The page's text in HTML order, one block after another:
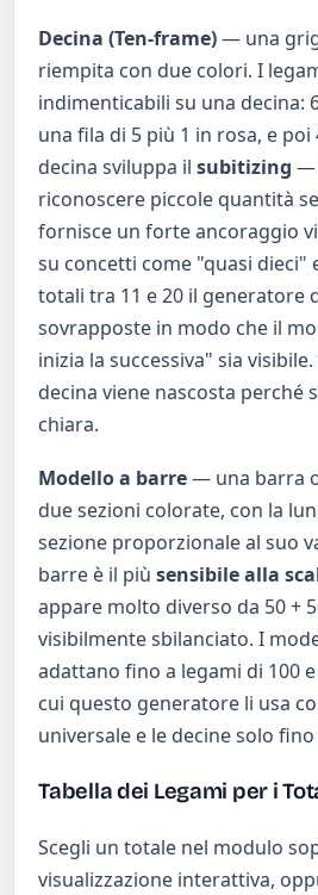
Decina (Ten-frame)— una
riempita con due colori. I
indimenticabili su una decina:
una fila di 5 più 1 in rosa, e poi
decina sviluppa ilsubitizing —
riconoscere piccole quantità
fornisce un forte ancoraggio
su concetti come "quasi dieci"
totali tra 11 e 20 il generatore
sovrapposte in modo che il
inizia la successiva" sia
decina viene nascosta perché
chiara.
Modello a barre— una barra
due sezioni colorate, con la
sezione proporzionale al suo
barre è il piùsensibile alla
appare molto diverso da 50 +
visibilmente sbilanciato. I
adattano fino a legami di 100
cui questo generatore li usa
universale e le decine solo fino
Tabella dei Legami per i
Scegli un totale nel modulo
visualizzazione interattiva,